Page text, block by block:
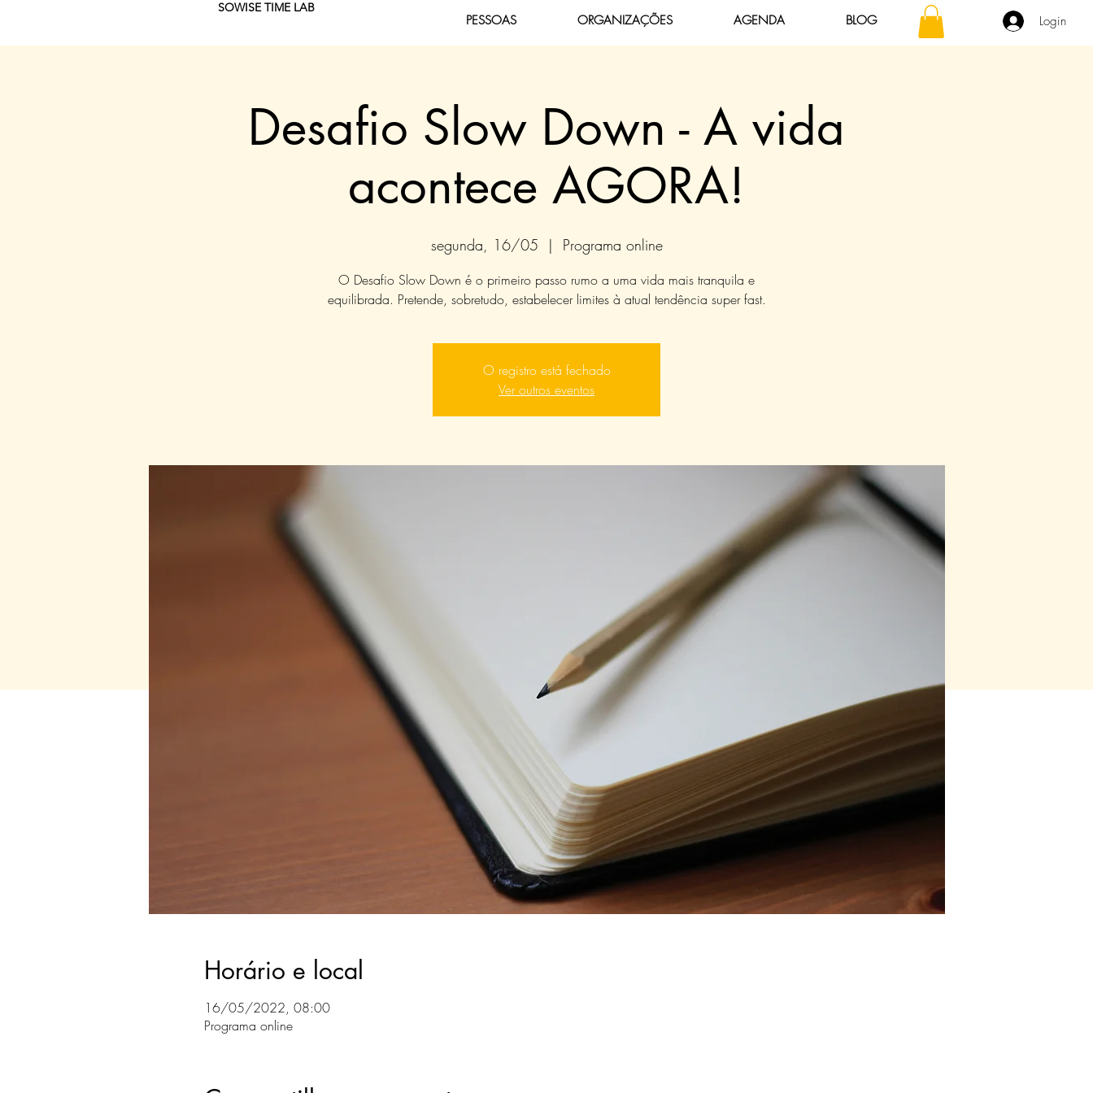
SOWISE TIME LAB
PESSOAS ORGANIZAÇÕES AGENDA BLOG Login
Desafio Slow Down - A vida
acontece AGORA!
segunda, 16/05
  |
Programa online
O Desafio Slow Down é o primeiro passo rumo a uma vida mais tranquila e
O registro está fechado
Ver outros eventos
Horário e local
16/05/2022, 08:00
Programa online